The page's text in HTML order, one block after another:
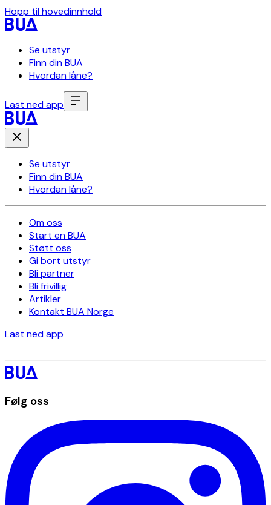
Hopp til hovedinnhold
Se utstyr
Finn din BUA
Hvordan låne?
Last ned app
Se utstyr
Finn din BUA
Hvordan låne?
Om oss
Start en BUA
Støtt oss
Gi bort utstyr
Bli partner
Bli frivillig
Artikler
Kontakt BUA Norge
Last ned app
Følg oss